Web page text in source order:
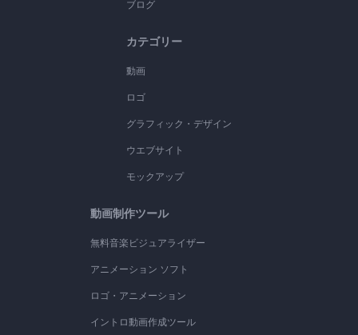
ブログ
カテゴリー
動画
ロゴ
グラフィック・デザイン
ウエブサイト
モックアップ
動画制作ツール
無料音楽ビジュアライザー
アニメーション ソフト
ロゴ・アニメーション
イントロ動画作成ツール